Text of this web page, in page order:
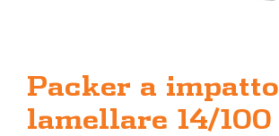
Packer a impatto
lamellare 14/100